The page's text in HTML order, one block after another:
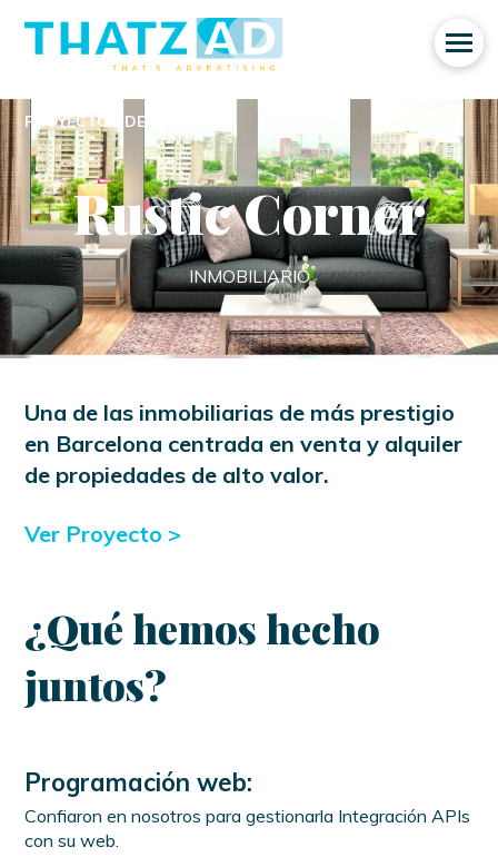
PROYECTOS DESTACADOS
Rustic Corner
INMOBILIARIO
Una de las inmobiliarias de más prestigio
en Barcelona centrada en venta y alquiler
de propiedades de alto valor.
Ver Proyecto >
¿Qué hemos hecho
juntos?
Programación web:
Confiaron en nosotros para gestionarla Integración APIs
con su web.